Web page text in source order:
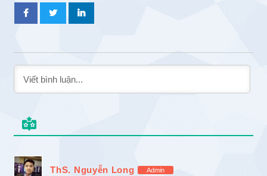
ThS. Nguyễn Long Admin